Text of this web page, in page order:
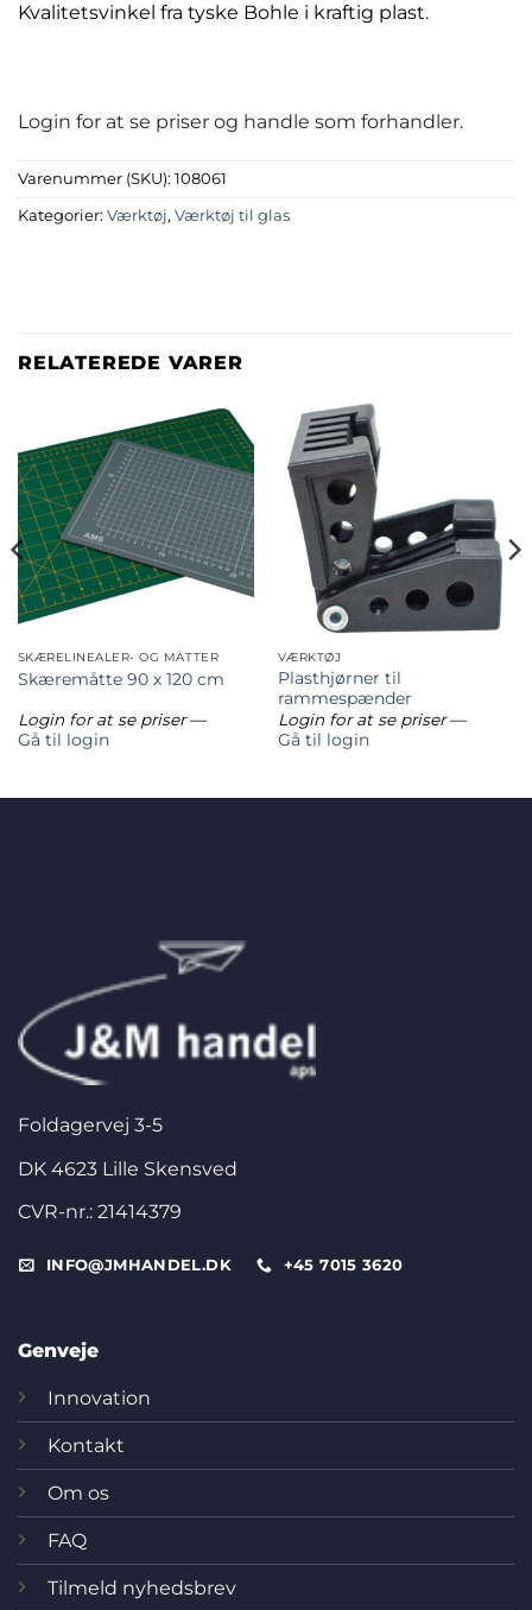
Kvalitetsvinkel fra tyske Bohle i kraftig plast.
Login for at se priser og handle som forhandler.
Varenummer (SKU): 108061
Kategorier: Værktøj, Værktøj til glas
RELATEREDE VARER
SKÆRELINEALER- OG MÅTTER
Skæremåtte 90 x 120 cm
Login for at se priser—
Gå til login
VÆRKTØJ
Plasthjørner til
rammespænder
Login for at se priser—
Gå til login
Foldagervej 3-5
DK 4623 Lille Skensved
CVR-nr.: 21414379
INFO@JMHANDEL.DK +45 7015 3620
Genveje
Innovation
Kontakt
Om os
FAQ
Tilmeld nyhedsbrev